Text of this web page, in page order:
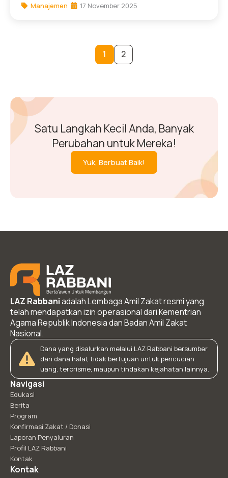
Manajemen 17 November 2025
1 2
Satu Langkah Kecil Anda, Banyak
Perubahan untuk Mereka!
Yuk, Berbuat Baik!
LAZ Rabbaniadalah Lembaga Amil Zakat resmi yang
telah mendapatkan izin operasional dari Kementrian
Agama Republik Indonesia dan Badan Amil Zakat
Nasional.
Dana yang disalurkan melalui LAZ Rabbani bersumber
dari dana halal, tidak bertujuan untuk pencucian
uang, terorisme, maupun tindakan kejahatan lainnya.
Navigasi
Edukasi
Berita
Program
Konfirmasi Zakat / Donasi
Laporan Penyaluran
Profil LAZ Rabbani
Kontak
Kontak